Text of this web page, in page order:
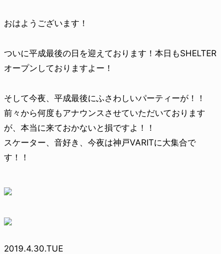
おはようございます！
ついに平成最後の日を迎えております！本日もSHELTER
オープンしておりますよー！
そして今夜、平成最後にふさわしいパーティーが！！
前々から何度もアナウンスさせていただいております
が、本当に来ておかないと損ですよ！！
スケーター、音好き、今夜は神戸VARITに大集合で
す！！
2019.4.30.TUE